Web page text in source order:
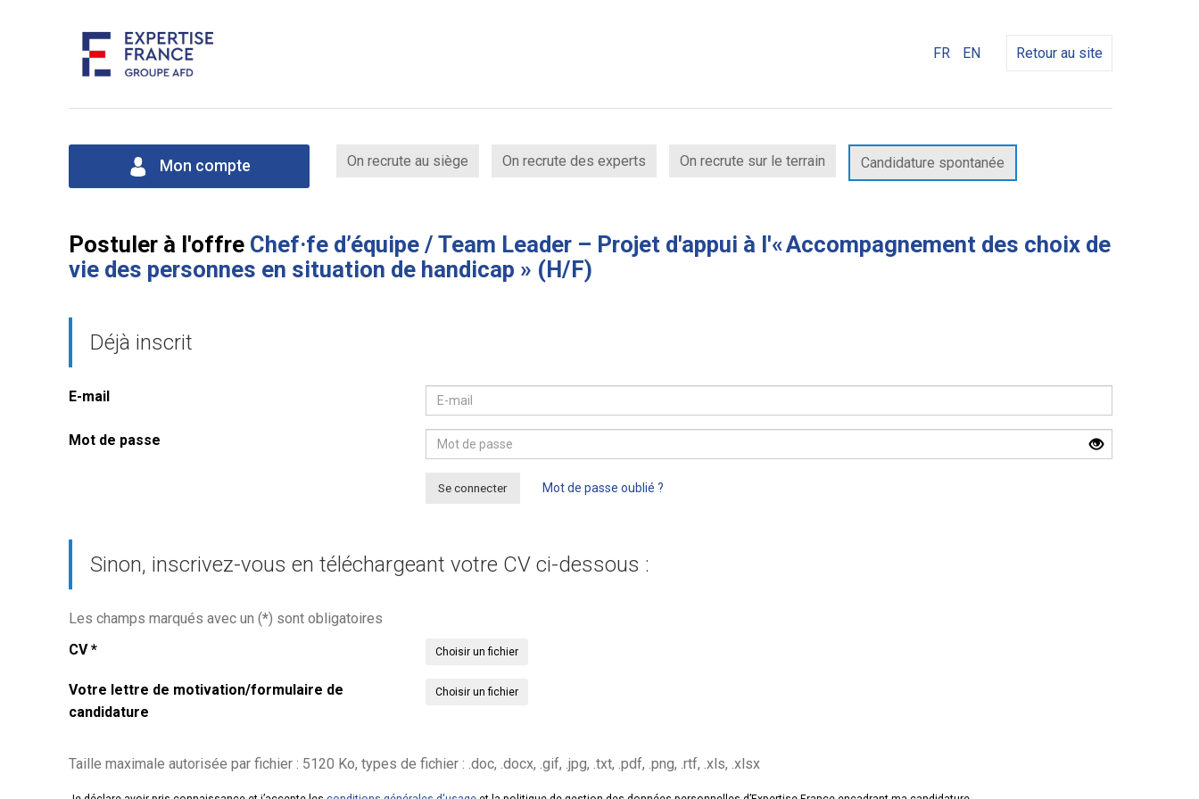
FR EN Retour au site
Mon compte On recrute au siège On recrute des experts On recrute sur le terrain Candidature spontanée
Postuler à l'offre Chef·fe d’équipe / Team Leader – Projet d'appui à l'« Accompagnement des choix de
vie des personnes en situation de handicap » (H/F)
Déjà inscrit
E-mail
Mot de passe
Se connecter Mot de passe oublié ?
Sinon, inscrivez-vous en téléchargeant votre CV ci-dessous :
Les champs marqués avec un (*) sont obligatoires
CV * Choisir un fichier
Votre lettre de motivation/formulaire de
candidature
Choisir un fichier
Taille maximale autorisée par fichier : 5120 Ko, types de fichier : .doc, .docx, .gif, .jpg, .txt, .pdf, .png, .rtf, .xls, .xlsx